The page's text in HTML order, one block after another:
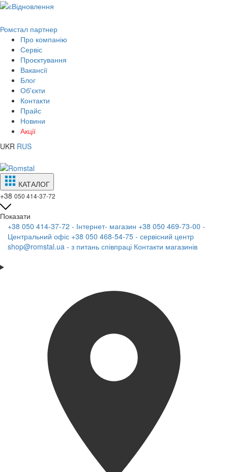
Ромстал партнер
Про компанію
Сервіс
Проєктування
Вакансії
Блог
Об'єкти
Контакти
Прайс
Новини
Акції
UKR RUS
КАТАЛОГ
+38 050 414-37-72
Показати
+38 050 414-37-72 - Інтернет- магазин +38 050 469-73-00 -
Центральний офіс +38 050 468-54-75 - сервісний центр
shop@romstal.ua - з питань співпраці Контакти магазинів